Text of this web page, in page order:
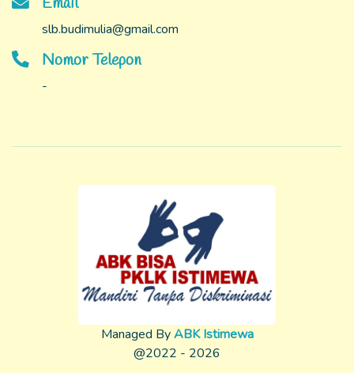
slb.budimulia@gmail.com
Nomor Telepon
-
Managed ByABK Istimewa
@2022 - 2026